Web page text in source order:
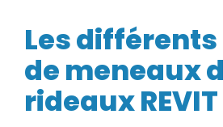
SOCIETE
Les
de meneaux
rideaux REVIT